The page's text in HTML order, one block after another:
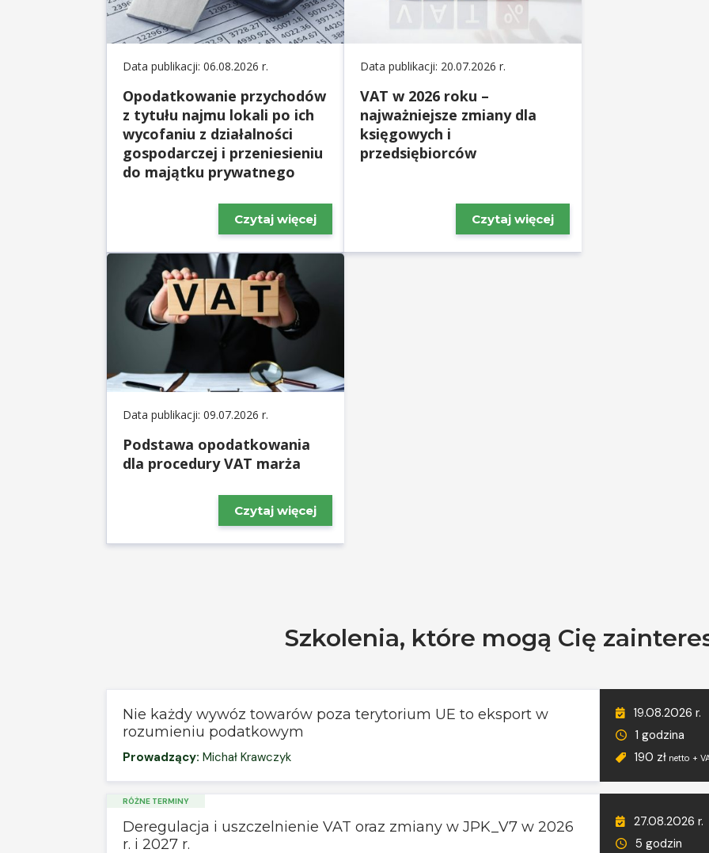
Data publikacji: 06.08.2026 r.
Opodatkowanie przychodów
z tytułu najmu lokali po ich
wycofaniu z działalności
gospodarczej i przeniesieniu
do majątku prywatnego
Czytaj więcej
Data publikacji: 20.07.2026 r.
VAT w 2026 roku –
najważniejsze zmiany dla
księgowych i
przedsiębiorców
Czytaj więcej
Data publikacji: 09.07.2026 r.
Podstawa opodatkowania
dla procedury VAT marża
Czytaj więcej
Szkolenia, które mogą Cię
Nie każdy wywóz towarów poza terytorium UE to eksport w
rozumieniu podatkowym
Prowadzący: Michał Krawczyk
19.08.2026 r.
1 godzina
190 zł netto +
RÓŻNE TERMINY
Deregulacja i uszczelnienie VAT oraz zmiany w JPK_V7 w 2026
r. i 2027 r.
27.08.2026 r.
5 godzin